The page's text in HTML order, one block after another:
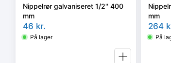
Nippelrør galvaniseret 1/2'' 400
mm
46 kr.
På lager
mm
264
På